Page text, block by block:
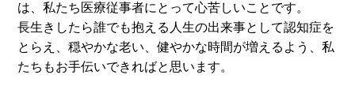
は、私たち医療従事者にとって心苦しいことです。
長生きしたら誰でも抱える人生の出来事として認知症を
とらえ、穏やかな老い、健やかな時間が増えるよう、私
たちもお手伝いできればと思います。